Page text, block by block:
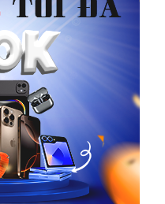
Phòng, giá bán hấp dẫn
tay Hàn Quốc Apple đã
mình lên một đỉnh cao mới.
toàn từ iOS 10.0.1 bằng iOS